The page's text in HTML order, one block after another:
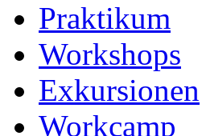
Praktikum
Workshops
Exkursionen
Workcamp